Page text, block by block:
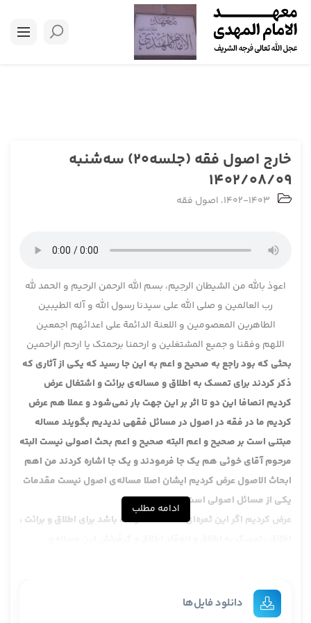
خارج اصول فقه (جلسه20) سه‌شنبه
1402/08/09
1402-1403، اصول فقه
اعوذ بالله من الشیطان الرجیم، بسم الله الرحمن الرحیم و الحمد لله
رب العالمین و صلی الله علی سیدنا رسول الله و آله الطیبین
الطاهرین المعصومین و اللعنة الدائمة علی اعدائهم اجمعین
اللهم وفقنا و جمیع المشتغلین و ارحمنا برحمتک یا ارحم الراحمین
بحثی که بود راجع به صحیح و اعم به این جا رسید که یکی از آثاری که
ذکر کردند برای تمسک به اطلاق و مساله‌ی برائت و اشتغال عرض
کردیم انصافا این دو تا اثر بر این جهت بار نمی‌شود و عملا هم عرض
کردیم ما در فقه در اصول در مسائل فقهی ندیدیم بگویند مساله
مبتنی است بر صحیح و اعم البته صحیح و اعم بحث اصولی نیست البته
مرحوم آقای خوئی هم یک جا فرمودند و یک جا اشاره کردند من اهم
ابحاث الاصول عرض کردیم ایشان اصلا مساله‌ی اصول نیست مقدمات
یکی از مسائل اصولی است.
عرض کردیم اگر این ثمره‌ای که گفتند درست باشد برای اطلاق و برائت ،
و عرض هم کردیم این که در مثل کفایه بحث صحیح و اعم را جزو
مقدمات آورده گفتیم مقدمه‌ی کفایه سیزده تا مقدمه است یکی‌اش
ادامه مطلب
دانلود فایل‌ها